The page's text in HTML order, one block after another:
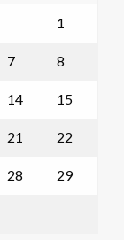
1
7 8
14 15
21 22
28 29